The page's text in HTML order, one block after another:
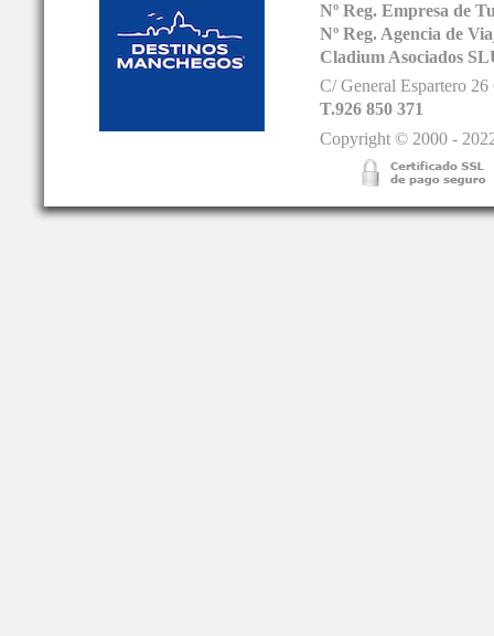
Nº Reg. Empresa de
Nº Reg. Agencia de
Cladium Asociados
C/ General Espartero
T.926 850 371
Copyright © 2000 -